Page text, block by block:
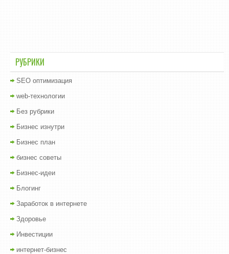
РУБРИКИ
SEO оптимизация
web-технологии
Без рубрики
Бизнес изнутри
Бизнес план
бизнес советы
Бизнес-идеи
Блогинг
Заработок в интернете
Здоровье
Инвестиции
интернет-бизнес